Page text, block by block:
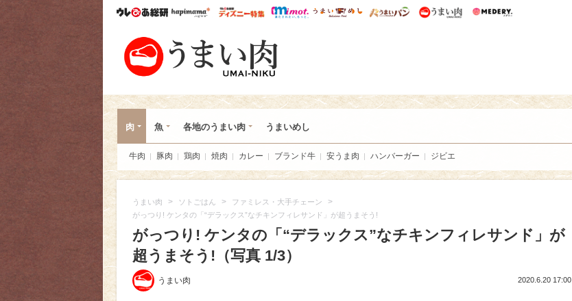
ウレぴあ総研ハピママ* ウレぴあ総研 ディズニー特集
mimot. うまいめし うまいパン うまい肉
肉 魚 各地のうまい肉 うまいめし
牛肉 豚肉 鶏肉 焼肉 カレー ブランド牛 安うま肉 ハンバーガー ジビエ
うまい肉 > ソトごはん > ファミレス・大手チェーン >
がっつり! ケンタの「“デラックス”なチキンフィレサンド」が超うまそう!
がっつり! ケンタの「“デラックス”なチキンフィレサンド」が
超うまそう!（写真 1/3）
うまい肉 2020.6.20 17:00